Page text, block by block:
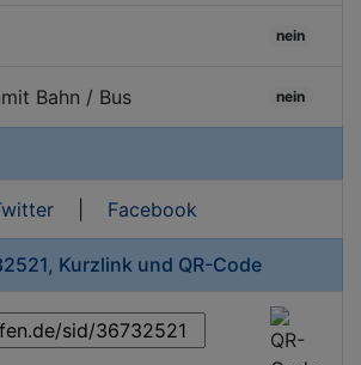
nein
Bahn / Bus nein
| Facebook
Kurzlink und QR-Code